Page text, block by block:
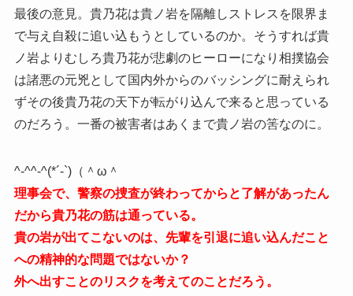
最後の意見。貴乃花は貴ノ岩を隔離しストレスを限界ま
で与え自殺に追い込もうとしているのか。そうすれば貴
ノ岩よりむしろ貴乃花が悲劇のヒーローになり相撲協会
は諸悪の元兇として国内外からのバッシングに耐えられ
ずその後貴乃花の天下が転がり込んで来ると思っている
のだろう。一番の被害者はあくまで貴ノ岩の筈なのに。
^-^^-^(*´-`)（＾ω＾
理事会で、警察の捜査が終わってからと了解があったん
だから貴乃花の筋は通っている。
貴の岩が出てこないのは、先輩を引退に追い込んだこと
への精神的な問題ではないか？
外へ出すことのリスクを考えてのことだろう。